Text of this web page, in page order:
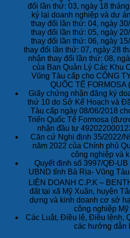
đổi lần thứ: 03, ngày 18
ký lại doanh nghiệp và dự
thay đổi lần thứ: 04, ngày
thay đổi lần thứ: 05, ngày
thay đổi lần thứ: 06, ngày
thay đổi lần thứ: 07, ngày 28
nhận thay đổi lần thứ: 08,
của Ban Quản Lý Các Khu
Vũng Tàu cấp cho CÔNG
QUỐC TẾ FORMOSA
Giấy chứng nhận đăng ký
thứ 10 do Sở Kế Hoạch và
Tàu cấp ngày 08/06/2018
Triển Quốc Tế Formosa
nhận đầu tư
Căn cứ Nghị định 35/2022/
năm 2022 của Chính phủ
công nghiệp và
Quyết định số 3997/QĐ-
UBND tỉnh Bà Rịa- Vũng
LIÊN DOANH C.P.K –
đất tại xã Mỹ Xuân, huyện
dựng và kinh doanh cơ sở
công nghiệp Mỹ
Các Luật, Điều lệ, Điều lệnh,
các hướng dẫn